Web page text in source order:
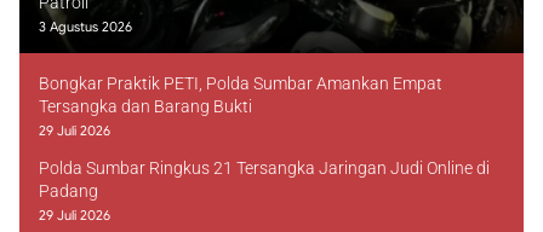
3 Agustus 2026
Bongkar Praktik PETI, Polda Sumbar Amankan Empat
Tersangka dan Barang Bukti
29 Juli 2026
Polda Sumbar Ringkus 21 Tersangka Jaringan Judi Online di
Padang
29 Juli 2026